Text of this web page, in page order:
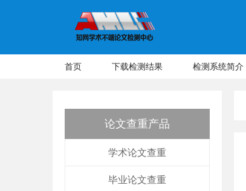
首页 下载检测结果 检测系统简介
论文查重产品
学术论文查重
毕业论文查重